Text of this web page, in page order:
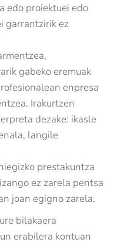
edo proiektuei edo
garrantzirik ez
gabeko eremuak
enpresa
Irakurtzen
dezake: ikasle
langile
prestakuntza
ez zarela pentsa
joan egigno zarela.
bilakaera
erabilera kontuan